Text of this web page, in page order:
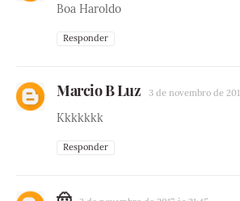
Boa Haroldo
Responder
Marcio B Luz 3 de novembro de
Kkkkkkk
Responder